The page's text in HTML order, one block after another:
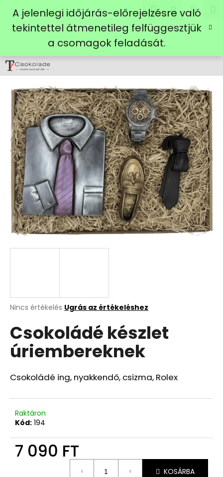
tartalomhoz
A jelenlegi időjárás-előrejelzésre való
tekintettel átmenetileg felfüggesztjük
a csomagok feladását.
Keresés
A
átlagos
értékelése
5-
ből
csillag.
Nincs értékelés Ugrás az értékeléshez
Csokoládé készlet
úriembereknek
Csokoládé ing, nyakkendő, csizma, Rolex
Raktáron
Kód: 194
7 090 FT
KOSÁRBA
r
Vissza
Vissza
M
i
t
k
e
r
e
s
?
KERESÉS
A
l
j
k